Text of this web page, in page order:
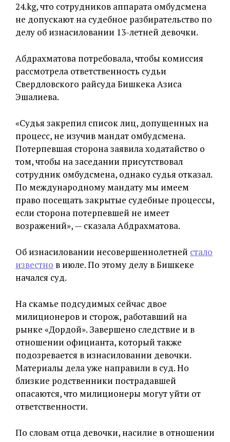
24.kg, что сотрудников аппарата омбудсмена
не допускают на судебное разбирательство по
делу об изнасиловании 13-летней девочки.
Абдрахматова потребовала, чтобы комиссия
рассмотрела ответственность судьи
Свердловского райсуда Бишкека Азиса
Эшалиева.
«Судья закрепил список лиц, допущенных на
процесс, не изучив мандат омбудсмена.
Потерпевшая сторона заявила ходатайство о
том, чтобы на заседании присутствовал
сотрудник омбудсмена, однако судья отказал.
По международному мандату мы имеем
право посещать закрытые судебные процессы,
если сторона потерпевшей не имеет
возражений», — сказала Абдрахматова.
Об изнасиловании несовершеннолетней стало
известно в июле. По этому делу в Бишкеке
начался суд.
На скамье подсудимых сейчас двое
милиционеров и сторож, работавший на
рынке «Дордой». Завершено следствие и в
отношении официанта, который также
подозревается в изнасиловании девочки.
Материалы дела уже направили в суд. Но
близкие родственники пострадавшей
опасаются, что милиционеры могут уйти от
ответственности.
По словам отца девочки, насилие в отношении